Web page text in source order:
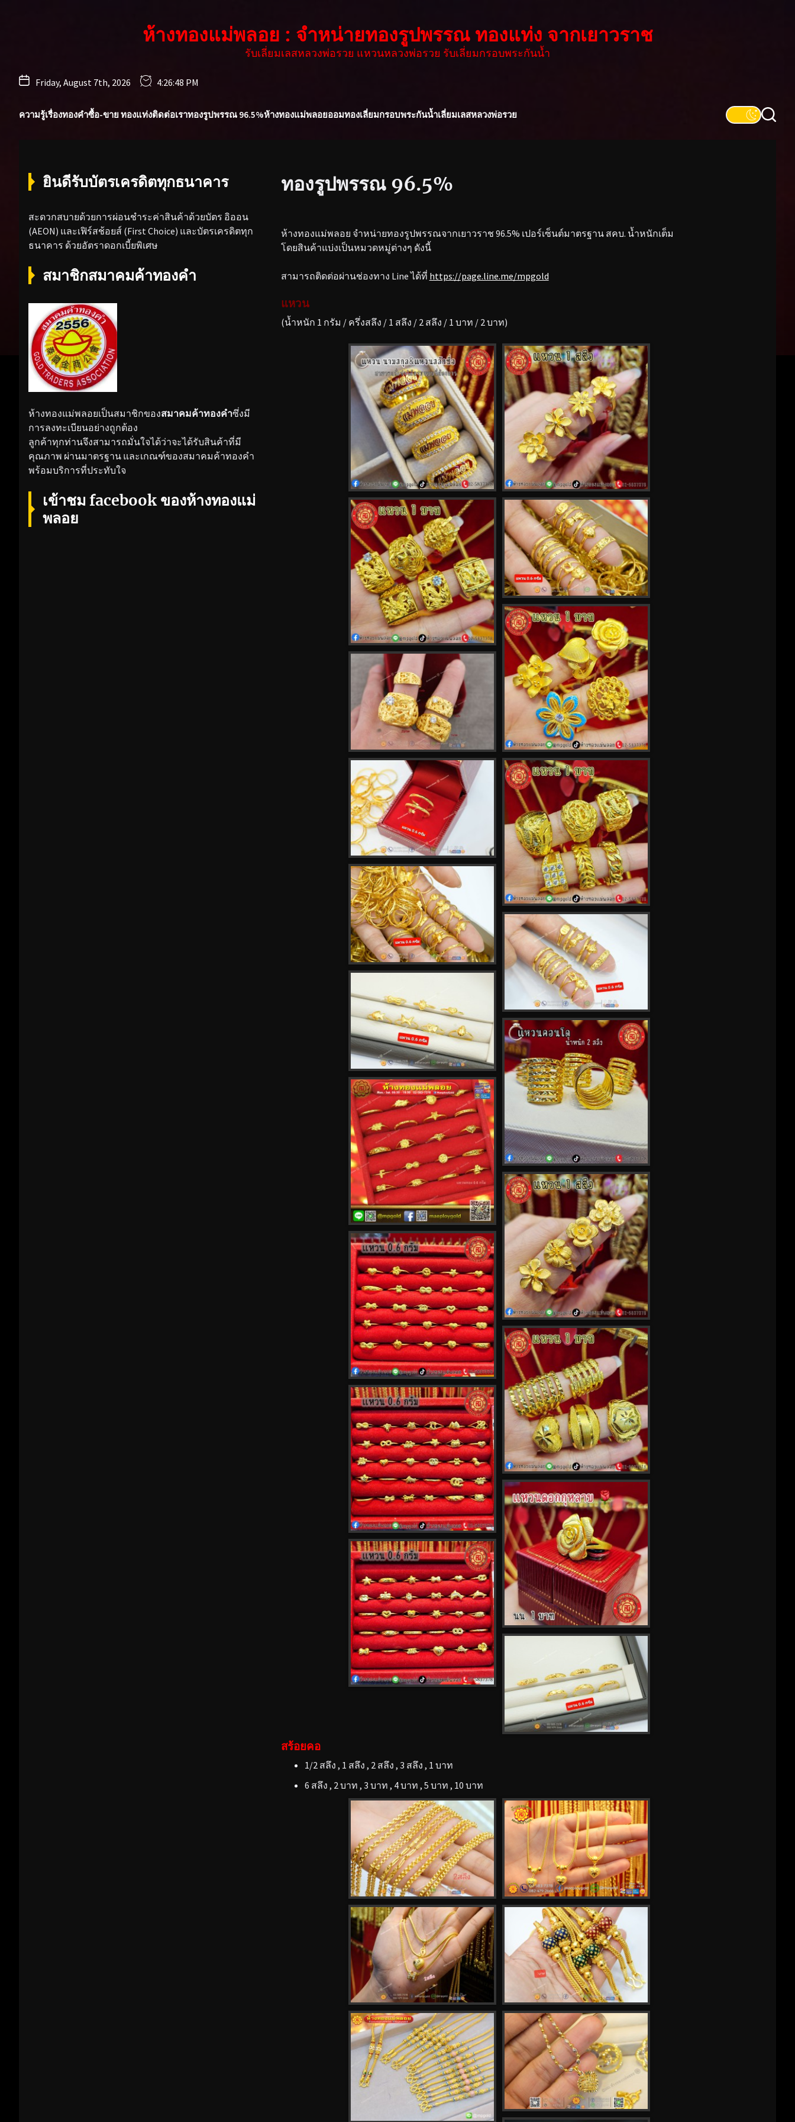
ห้างทองแม่พลอย : จำหน่ายทองรูปพรรณ ทองแท่ง จากเยาวราช
รับเลี่ยมเลสหลวงพ่อรวย แหวนหลวงพ่อรวย รับเลี่ยมกรอบพระกันน้ำ
Friday, August 7th, 2026 4:26:50 PM
ความรู้เรื่องทองคำซื้อ-ขาย ทองแท่งติดต่อเราทองรูปพรรณ 96.5%ห้างทองแม่พลอยออมทองเลี่ยมกรอบพระกันน้ำเลี่ยมเลสหลวงพ่อรวย
ทองรูปพรรณ 96.5%
ห้างทองแม่พลอย จำหน่ายทองรูปพรรณจากเยาวราช 96.5% เปอร์เซ็นต์มาตรฐาน สคบ. น้ำหนักเต็ม
โดยสินค้าแบ่งเป็นหมวดหมู่ต่างๆ ดังนี้
สามารถติดต่อผ่านช่องทาง Line ได้ที่ https://page.line.me/mpgold
แหวน
(น้ำหนัก 1 กรัม / ครึ่งสลึง / 1 สลึง / 2 สลึง / 1 บาท / 2 บาท)
สร้อยคอ
1/2 สลึง , 1 สลึง , 2 สลึง , 3 สลึง , 1 บาท
6 สลึง , 2 บาท , 3 บาท , 4 บาท , 5 บาท , 10 บาท
ยินดีรับบัตรเครดิตทุกธนาคาร
สะดวกสบายด้วยการผ่อนชำระค่าสินค้าด้วยบัตร อิออน
(AEON) และเฟิร์สช้อยส์ (First Choice) และบัตรเครดิตทุก
ธนาคาร ด้วยอัตราดอกเบี้ยพิเศษ
สมาชิกสมาคมค้าทองคำ
ห้างทองแม่พลอยเป็นสมาชิกของสมาคมค้าทองคำซึ่งมี
การลงทะเบียนอย่างถูกต้อง
ลูกค้าทุกท่านจึงสามารถมั่นใจได้ว่าจะได้รับสินค้าที่มี
คุณภาพ ผ่านมาตรฐาน และเกณฑ์ของสมาคมค้าทองคำ
พร้อมบริการที่ประทับใจ
เข้าชม facebook ของห้างทองแม่
พลอย